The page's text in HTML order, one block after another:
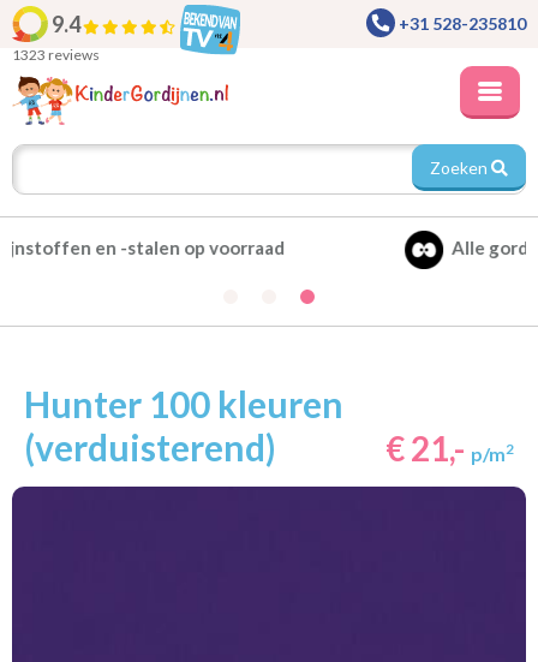
9.4
1323 reviews
+31 528-235810
Zoeken
Alle gordijnen verduisterend leverbaar
Hunter 100 kleuren
(verduisterend)
€ 21,- p/m2